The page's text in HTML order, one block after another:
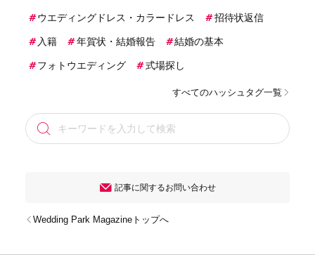
ウエディングドレス・カラードレス 招待状返信
入籍 年賀状・結婚報告 結婚の基本
フォトウエディング 式場探し
すべてのハッシュタグ一覧
記事に関するお問い合わせ
Wedding Park Magazineトップへ